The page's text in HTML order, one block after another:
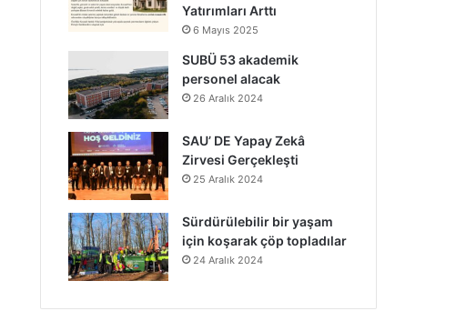
Yatırımları Arttı
6 Mayıs 2025
SUBÜ 53 akademik
personel alacak
26 Aralık 2024
SAU’ DE Yapay Zekâ
Zirvesi Gerçekleşti
25 Aralık 2024
Sürdürülebilir bir yaşam
için koşarak çöp topladılar
24 Aralık 2024